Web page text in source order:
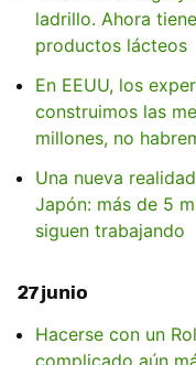
ladrillo. Ahora
productos lácteos
En EEUU, los
construimos las
millones, no
Una nueva
Japón: más de 5
siguen trabajando
27 junio
Hacerse con un